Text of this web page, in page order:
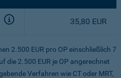
35,80 EUR
2.500 EUR pro OP einschließlich 7
die 2.500 EUR je OP angerechnet
Verfahren wie CT oder MRT,